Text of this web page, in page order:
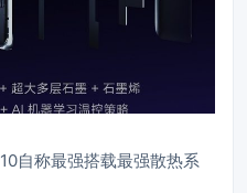
自称最强搭载最强散热系